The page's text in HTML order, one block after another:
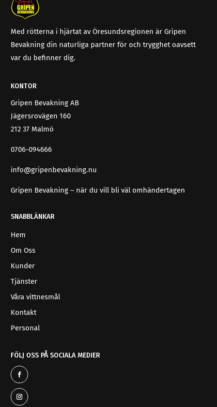
Med rötterna i hjärtat av Öresundsregionen är Gripen
Bevakning din naturliga partner för och trygghet oavsett
var du befinner dig.
KONTOR
Gripen Bevakning AB
Jägersrovägen 160
212 37 Malmö
0706-094666
info@gripenbevakning.nu
Gripen Bevakning – när du vill bli väl omhändertagen
SNABBLÄNKAR
Hem
Om Oss
Kunder
Tjänster
Våra vittnesmål
Kontakt
Personal
FÖLJ OSS PÅ SOCIALA MEDIER